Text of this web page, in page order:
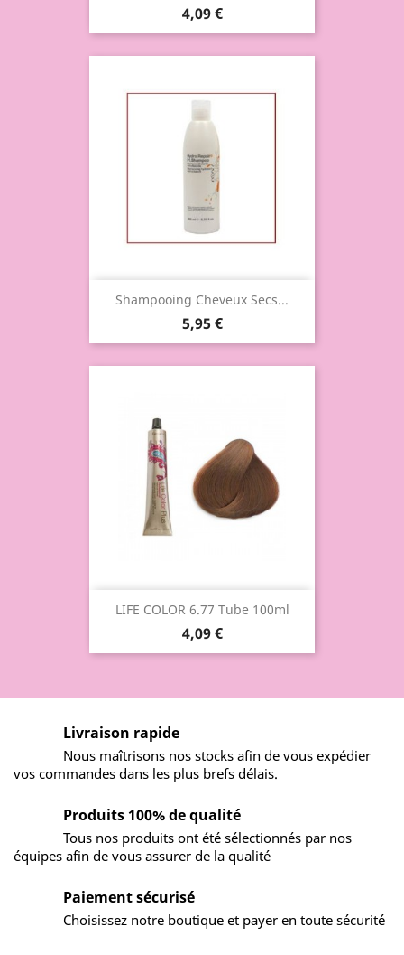
4,09 €
Shampooing Cheveux Secs...
5,95 €
LIFE COLOR 6.77 Tube 100ml
4,09 €
Livraison rapide
Nous maîtrisons nos stocks afin de vous expédier
vos commandes dans les plus brefs délais.
Produits 100% de qualité
Tous nos produits ont été sélectionnés par nos
équipes afin de vous assurer de la qualité
Paiement sécurisé
Choisissez notre boutique et payer en toute sécurité